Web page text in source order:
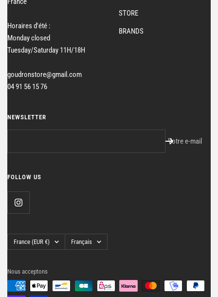
Horaires d'été :
Monday closed
Tuesday/Saturday 11H/18H
goudronstore@gmail.com
04 91 56 15 76
STORE
BRANDS
NEWSLETTER
Votre e-mail
FOLLOW US
Pays/région
France (EUR €) Langue
Français
Nous acceptons